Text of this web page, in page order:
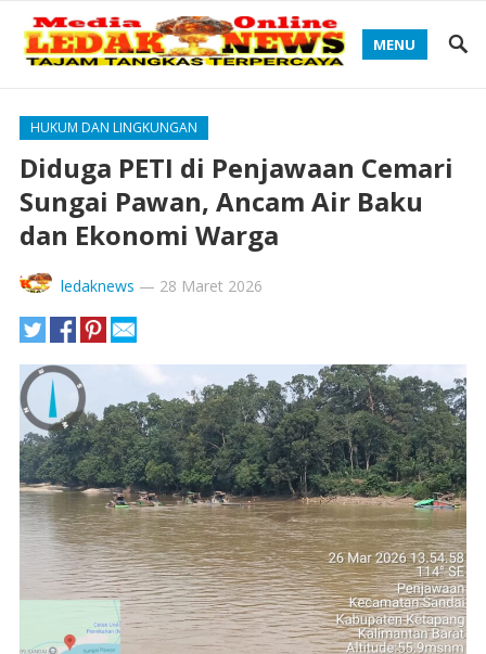
MENU
HUKUM DAN LINGKUNGAN
Diduga PETI di Penjawaan Cemari
Sungai Pawan, Ancam Air Baku
dan Ekonomi Warga
ledaknews — 28 Maret 2026